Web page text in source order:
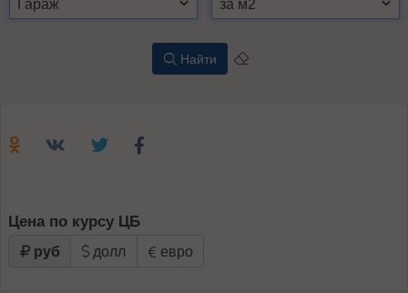
Найти
Цена по курсу ЦБ
руб долл евро